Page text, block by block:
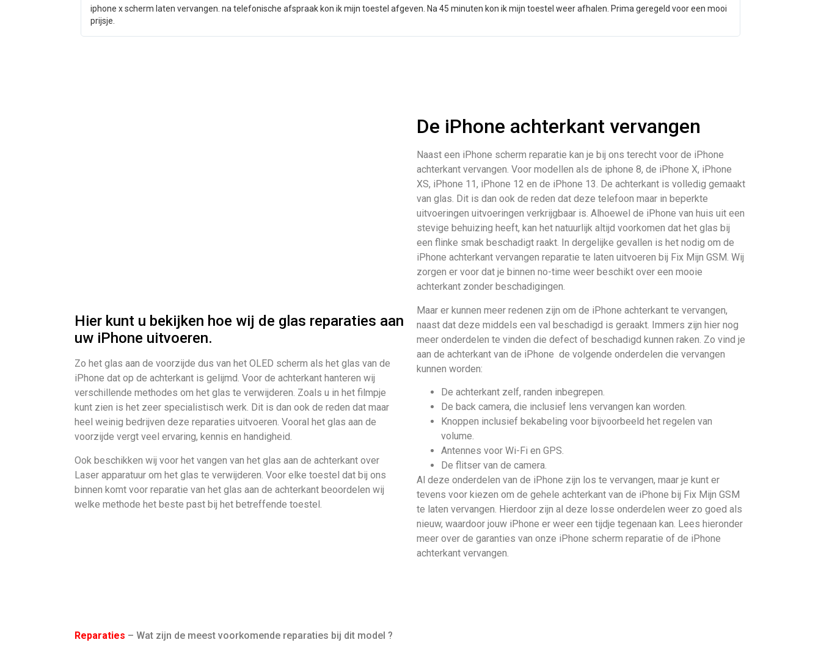
iphone x scherm laten vervangen. na telefonische afspraak kon ik mijn toestel afgeven. Na 45 minuten kon ik mijn toestel weer afhalen. Prima geregeld voor een mooi
prijsje.
Hier kunt u bekijken hoe wij de glas reparaties aan
uw iPhone uitvoeren.
Zo het glas aan de voorzijde dus van het OLED scherm als het glas van de
iPhone dat op de achterkant is gelijmd. Voor de achterkant hanteren wij
verschillende methodes om het glas te verwijderen. Zoals u in het filmpje
kunt zien is het zeer specialistisch werk. Dit is dan ook de reden dat maar
heel weinig bedrijven deze reparaties uitvoeren. Vooral het glas aan de
voorzijde vergt veel ervaring, kennis en handigheid.
Ook beschikken wij voor het vangen van het glas aan de achterkant over
Laser apparatuur om het glas te verwijderen. Voor elke toestel dat bij ons
binnen komt voor reparatie van het glas aan de achterkant beoordelen wij
welke methode het beste past bij het betreffende toestel.
De iPhone achterkant vervangen
Naast een iPhone scherm reparatie kan je bij ons terecht voor de iPhone
achterkant vervangen. Voor modellen als de iphone 8, de iPhone X, iPhone
XS, iPhone 11, iPhone 12 en de iPhone 13. De achterkant is volledig gemaakt
van glas. Dit is dan ook de reden dat deze telefoon maar in beperkte
uitvoeringen uitvoeringen verkrijgbaar is. Alhoewel de iPhone van huis uit een
stevige behuizing heeft, kan het natuurlijk altijd voorkomen dat het glas bij
een flinke smak beschadigt raakt. In dergelijke gevallen is het nodig om de
iPhone achterkant vervangen reparatie te laten uitvoeren bij Fix Mijn GSM. Wij
zorgen er voor dat je binnen no-time weer beschikt over een mooie
achterkant zonder beschadigingen.
Maar er kunnen meer redenen zijn om de iPhone achterkant te vervangen,
naast dat deze middels een val beschadigd is geraakt. Immers zijn hier nog
meer onderdelen te vinden die defect of beschadigd kunnen raken. Zo vind je
aan de achterkant van de iPhone de volgende onderdelen die vervangen
kunnen worden:
De achterkant zelf, randen inbegrepen.
De back camera, die inclusief lens vervangen kan worden.
Knoppen inclusief bekabeling voor bijvoorbeeld het regelen van
volume.
Antennes voor Wi-Fi en GPS.
De flitser van de camera.
Al deze onderdelen van de iPhone zijn los te vervangen, maar je kunt er
tevens voor kiezen om de gehele achterkant van de iPhone bij Fix Mijn GSM
te laten vervangen. Hierdoor zijn al deze losse onderdelen weer zo goed als
nieuw, waardoor jouw iPhone er weer een tijdje tegenaan kan. Lees hieronder
meer over de garanties van onze iPhone scherm reparatie of de iPhone
achterkant vervangen.
Reparaties – Wat zijn de meest voorkomende reparaties bij dit model ?